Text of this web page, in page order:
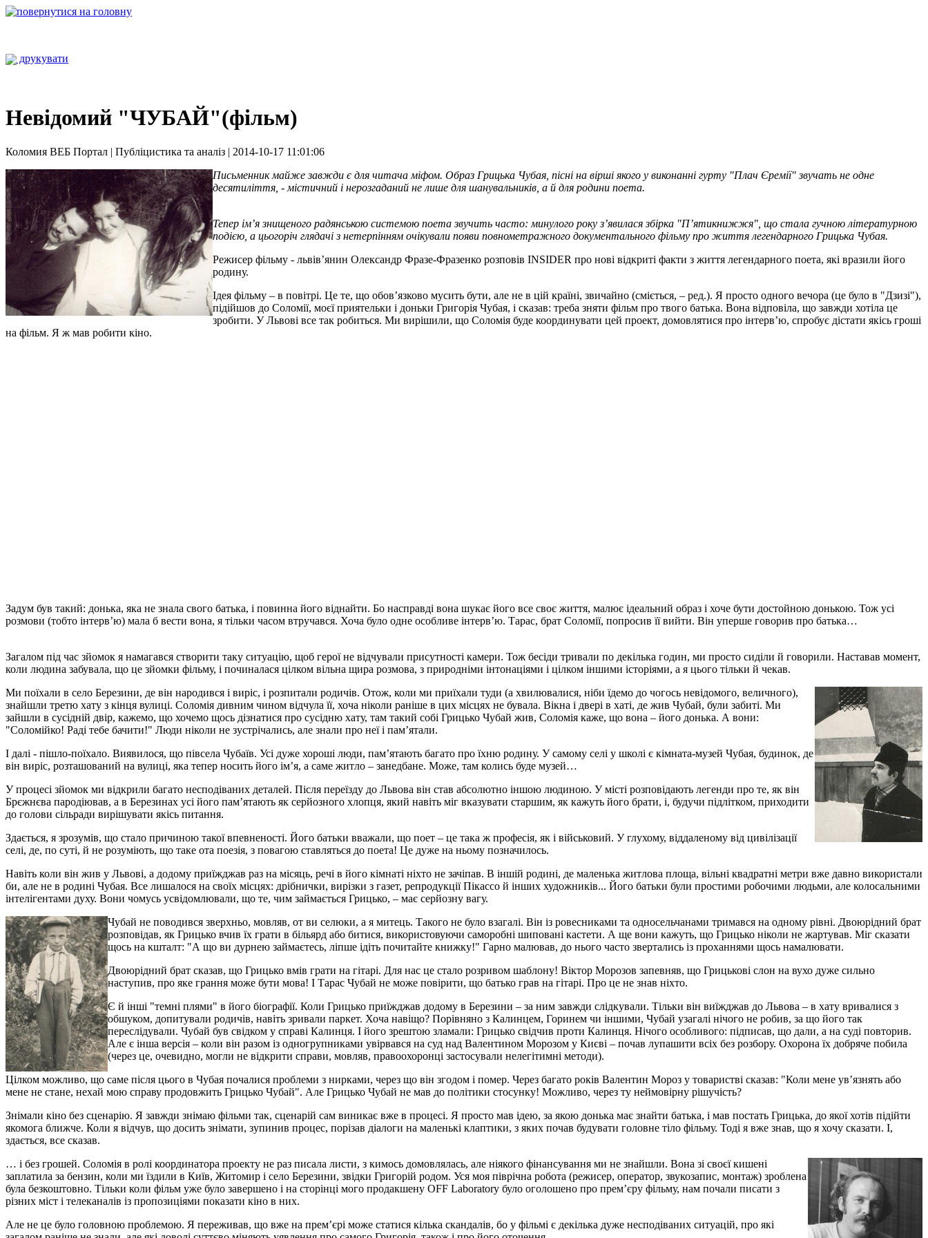
друкувати
Невідомий "ЧУБАЙ"(фільм)
Коломия ВЕБ Портал | Публіцистика та аналіз | 2014-10-17 11:01:06
Письменник майже завжди є для читача міфом. Образ Грицька Чубая, пісні на вірші якого у виконанні гурту "Плач Єремії" звучать не одне
десятиліття, - містичний і нерозгаданий не лише для шанувальників, а й для родини поета.
Тепер ім’я знищеного радянською системою поета звучить часто: минулого року з’явилася збірка "П’ятикнижжя", що стала гучною літературною
подією, а цьогоріч глядачі з нетерпінням очікували появи повнометражного документального фільму про життя легендарного Грицька Чубая.
Режисер фільму - львів’янин Олександр Фразе-Фразенко розповів INSIDER про нові відкриті факти з життя легендарного поета, які вразили його
родину.
Ідея фільму – в повітрі. Це те, що обов’язково мусить бути, але не в цій країні, звичайно (сміється, – ред.). Я просто одного вечора (це було в "Дзизі"),
підійшов до Соломії, моєї приятельки і доньки Григорія Чубая, і сказав: треба зняти фільм про твого батька. Вона відповіла, що завжди хотіла це
зробити. У Львові все так робиться. Ми вирішили, що Соломія буде координувати цей проект, домовлятися про інтерв’ю, спробує дістати якісь гроші
на фільм. Я ж мав робити кіно.
Задум був такий: донька, яка не знала свого батька, і повинна його віднайти. Бо насправді вона шукає його все своє життя, малює ідеальний образ і хоче бути достойною донькою. Тож усі
розмови (тобто інтерв’ю) мала б вести вона, я тільки часом втручався. Хоча було одне особливе інтерв’ю. Тарас, брат Соломії, попросив її вийти. Він уперше говорив про батька…
Загалом під час зйомок я намагався створити таку ситуацію, щоб герої не відчували присутності камери. Тож бесіди тривали по декілька годин, ми просто сиділи й говорили. Наставав момент,
коли людина забувала, що це зйомки фільму, і починалася цілком вільна щира розмова, з природніми інтонаціями і цілком іншими історіями, а я цього тільки й чекав.
Ми поїхали в село Березини, де він народився і виріс, і розпитали родичів. Отож, коли ми приїхали туди (а хвилювалися, ніби їдемо до чогось невідомого, величного),
знайшли третю хату з кінця вулиці. Соломія дивним чином відчула її, хоча ніколи раніше в цих місцях не бувала. Вікна і двері в хаті, де жив Чубай, були забиті. Ми
зайшли в сусідній двір, кажемо, що хочемо щось дізнатися про сусідню хату, там такий собі Грицько Чубай жив, Соломія каже, що вона – його донька. А вони:
"Соломійко! Раді тебе бачити!" Люди ніколи не зустрічались, але знали про неї і пам’ятали.
І далі - пішло-поїхало. Виявилося, що півсела Чубаїв. Усі дуже хороші люди, пам’ятають багато про їхню родину. У самому селі у школі є кімната-музей Чубая, будинок, де
він виріс, розташований на вулиці, яка тепер носить його ім’я, а саме житло – занедбане. Може, там колись буде музей…
У процесі зйомок ми відкрили багато несподіваних деталей. Після переїзду до Львова він став абсолютно іншою людиною. У місті розповідають легенди про те, як він
Брєжнєва пародіював, а в Березинах усі його пам’ятають як серйозного хлопця, який навіть міг вказувати старшим, як кажуть його брати, і, будучи підлітком, приходити
до голови сільради вирішувати якісь питання.
Здається, я зрозумів, що стало причиною такої впевненості. Його батьки вважали, що поет – це така ж професія, як і військовий. У глухому, віддаленому від цивілізації
селі, де, по суті, й не розуміють, що таке ота поезія, з повагою ставляться до поета! Це дуже на ньому позначилось.
Навіть коли він жив у Львові, а додому приїжджав раз на місяць, речі в його кімнаті ніхто не зачіпав. В іншій родині, де маленька житлова площа, вільні квадратні метри вже давно використали
би, але не в родині Чубая. Все лишалося на своїх місцях: дрібнички, вирізки з газет, репродукції Пікассо й інших художників... Його батьки були простими робочими людьми, але колосальними
інтелігентами духу. Вони чомусь усвідомлювали, що те, чим займається Грицько, – має серйозну вагу.
Чубай не поводився зверхньо, мовляв, от ви селюки, а я митець. Такого не було взагалі. Він із ровесниками та односельчанами тримався на одному рівні. Двоюрідний брат
розповідав, як Грицько вчив їх грати в більярд або битися, використовуючи саморобні шиповані кастети. А ще вони кажуть, що Грицько ніколи не жартував. Міг сказати
щось на кшталт: "А що ви дурнею займаєтесь, ліпше ідіть почитайте книжку!" Гарно малював, до нього часто звертались із проханнями щось намалювати.
Двоюрідний брат сказав, що Грицько вмів грати на гітарі. Для нас це стало розривом шаблону! Віктор Морозов запевняв, що Грицькові слон на вухо дуже сильно
наступив, про яке грання може бути мова! І Тарас Чубай не може повірити, що батько грав на гітарі. Про це не знав ніхто.
Є й інші "темні плями" в його біографії. Коли Грицько приїжджав додому в Березини – за ним завжди слідкували. Тільки він виїжджав до Львова – в хату вривалися з
обшуком, допитували родичів, навіть зривали паркет. Хоча навіщо? Порівняно з Калинцем, Горинем чи іншими, Чубай узагалі нічого не робив, за що його так
переслідували. Чубай був свідком у справі Калинця. І його зрештою зламали: Грицько свідчив проти Калинця. Нічого особливого: підписав, що дали, а на суді повторив.
Але є інша версія – коли він разом із одногрупниками увірвався на суд над Валентином Морозом у Києві – почав лупашити всіх без розбору. Охорона їх добряче побила
(через це, очевидно, могли не відкрити справи, мовляв, правоохоронці застосували нелегітимні методи).
Цілком можливо, що саме після цього в Чубая почалися проблеми з нирками, через що він згодом і помер. Через багато років Валентин Мороз у товаристві сказав: "Коли мене ув’язнять або
мене не стане, нехай мою справу продовжить Грицько Чубай". Але Грицько Чубай не мав до політики стосунку! Можливо, через ту неймовірну рішучість?
Знімали кіно без сценарію. Я завжди знімаю фільми так, сценарій сам виникає вже в процесі. Я просто мав ідею, за якою донька має знайти батька, і мав постать Грицька, до якої хотів підійти
якомога ближче. Коли я відчув, що досить знімати, зупинив процес, порізав діалоги на маленькі клаптики, з яких почав будувати головне тіло фільму. Тоді я вже знав, що я хочу сказати. І,
здається, все сказав.
… і без грошей. Соломія в ролі координатора проекту не раз писала листи, з кимось домовлялась, але ніякого фінансування ми не знайшли. Вона зі своєї кишені
заплатила за бензин, коли ми їздили в Київ, Житомир і село Березини, звідки Григорій родом. Уся моя піврічна робота (режисер, оператор, звукозапис, монтаж) зроблена
була безкоштовно. Тільки коли фільм уже було завершено і на сторінці мого продакшену OFF Laboratory було оголошено про прем’єру фільму, нам почали писати з
різних міст і телеканалів із пропозиціями показати кіно в них.
Але не це було головною проблемою. Я переживав, що вже на прем’єрі може статися кілька скандалів, бо у фільмі є декілька дуже несподіваних ситуацій, про які